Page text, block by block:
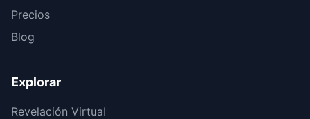
Precios
Blog
Explorar
Revelación Virtual